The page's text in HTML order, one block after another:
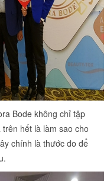
Bode không chỉ tập
hết là làm sao cho
chính là thước đo để